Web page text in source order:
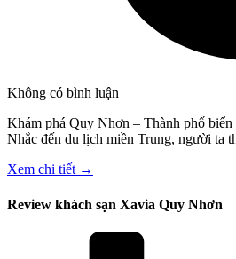
Không có bình luận
Khám phá Quy Nhơn – Thành phố
Nhắc đến du lịch miền Trung, người ta
Xem chi tiết →
Review khách sạn Xavia Quy Nhơn